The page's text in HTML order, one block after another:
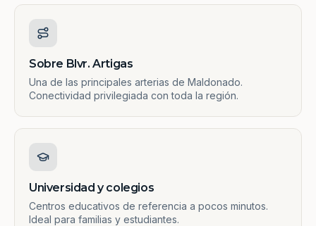
Sobre Blvr. Artigas
Una de las principales arterias de Maldonado.
Conectividad privilegiada con toda la región.
Universidad y colegios
Centros educativos de referencia a pocos minutos.
Ideal para familias y estudiantes.